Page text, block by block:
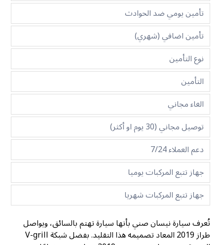
تأمين يومي ضد الحوادث
تأمين اضافي (شهري)
نوع التأمين
التأمين
الغاء مجاني
توصيل مجاني (30 يوم او أكثر)
دعم العملاء 7/24
جهاز تتبع المركبات يوميا
جهاز تتبع المركبات شهريا
تُعرف سيارة نيسان صني بأنها سيارة تهتم بالسائق، ويواصل
طراز 2019 المعاد تصميمه هذا التقليد. بفضل شبكة V-grill